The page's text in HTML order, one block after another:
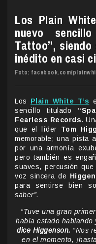
Los Plain
nuevo
Tattoo”,
inédito en casi
Foto: facebook.com/
Los Plain White T’s
sencillo titulado
Fearless Records.
que el líder Tom
memorable; una pista
por una armonía
pero también es
suaves, percusión
voz sincera de
para sentirse bien
saber”.
“Tuve una gran
había estado hablando
dice Higgenson. “Nos
en el momento,